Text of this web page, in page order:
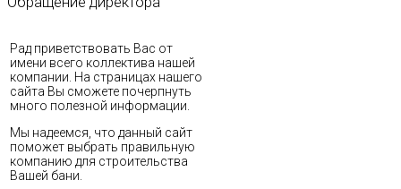
Рад приветствовать Вас от
имени всего коллектива нашей
компании. На страницах нашего
сайта Вы сможете почерпнуть
много полезной информации.
Мы надеемся, что данный сайт
поможет выбрать правильную
компанию для строительства
Вашей бани.